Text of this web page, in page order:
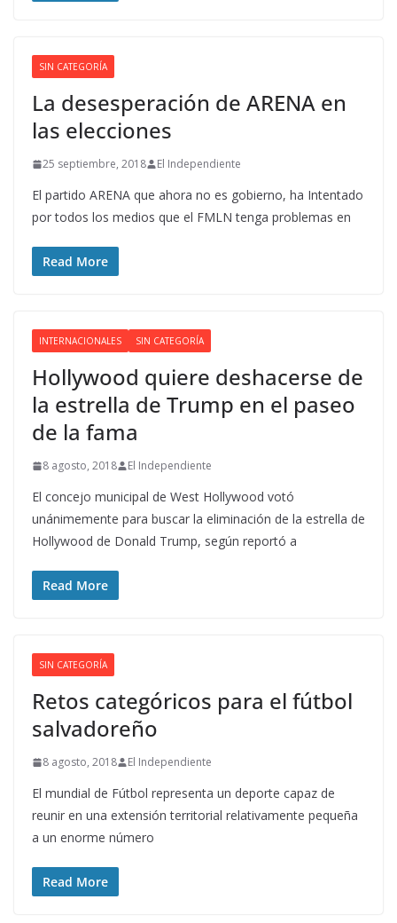
SIN CATEGORÍA
La desesperación de ARENA en
las elecciones
25 septiembre, 2018 El Independiente
El partido ARENA que ahora no es gobierno, ha Intentado
por todos los medios que el FMLN tenga problemas en
Read More
INTERNACIONALES SIN CATEGORÍA
Hollywood quiere deshacerse de
la estrella de Trump en el paseo
de la fama
8 agosto, 2018 El Independiente
El concejo municipal de West Hollywood votó
unánimemente para buscar la eliminación de la estrella de
Hollywood de Donald Trump, según reportó a
Read More
SIN CATEGORÍA
Retos categóricos para el fútbol
salvadoreño
8 agosto, 2018 El Independiente
El mundial de Fútbol representa un deporte capaz de
reunir en una extensión territorial relativamente pequeña
a un enorme número
Read More